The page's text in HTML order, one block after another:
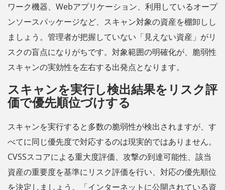
ワーク機器、Webアプリケーション、利用しているオープ
ンソースパッケージなど、スキャン対象の資産を棚卸しし
ましょう。管理者が把握していない「見えない資産」がリ
スクの盲点になりがちです。対象範囲の明確化が、脆弱性
スキャンの実効性を左右する出発点となります。
スキャンを実行し検出結果をリスク評
価で優先順位づけする
スキャンを実行すると多数の脆弱性が検出されますが、す
べてに同じ優先度で対応するのは現実的ではありません。
CVSSスコアによる重大度評価、攻撃の到達可能性、該当
資産の重要度を基準にリスク評価を行い、対応の優先順位
を決定しましょう。「インターネットに公開されている資